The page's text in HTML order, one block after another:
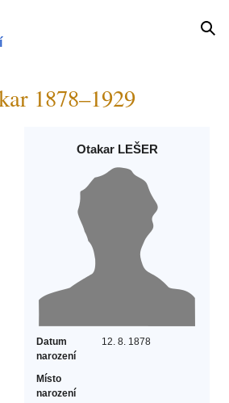
1878–1929
Otakar LEŠER
Datum
narození
12. 8. 1878
Místo
narození